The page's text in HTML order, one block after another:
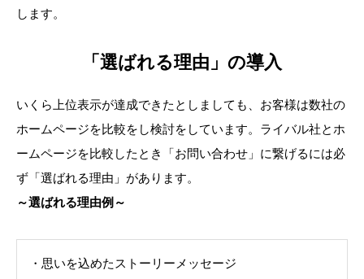
します。
「選ばれる理由」の導入
いくら上位表示が達成できたとしましても、お客様は数社の
ホームページを比較をし検討をしています。ライバル社とホ
ームページを比較したとき「お問い合わせ」に繋げるには必
ず「選ばれる理由」があります。
～選ばれる理由例～
・思いを込めたストーリーメッセージ